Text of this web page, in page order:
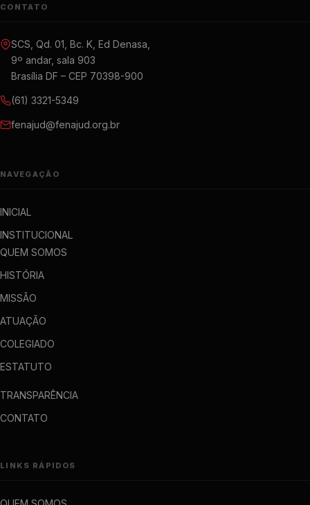
CONTATO
SCS, Qd. 01, Bc. K, Ed Denasa,
9º andar, sala 903
Brasília DF – CEP 70398-900
(61) 3321-5349
fenajud@fenajud.org.br
NAVEGAÇÃO
INICIAL
INSTITUCIONAL
QUEM SOMOS
HISTÓRIA
MISSÃO
ATUAÇÃO
COLEGIADO
ESTATUTO
TRANSPARÊNCIA
CONTATO
LINKS RÁPIDOS